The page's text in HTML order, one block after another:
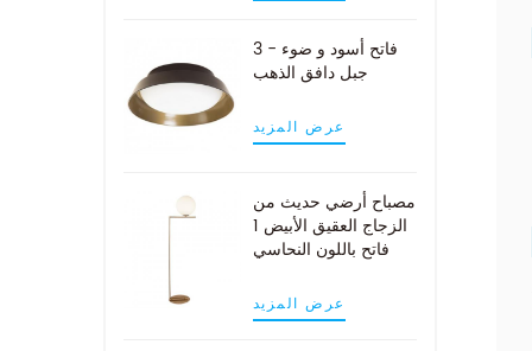
3 - فاتح أسود و ضوء
جبل دافق الذهب
عرض المزيد
مصباح أرضي حديث من
الزجاج العقيق الأبيض 1
فاتح باللون النحاسي
عرض المزيد